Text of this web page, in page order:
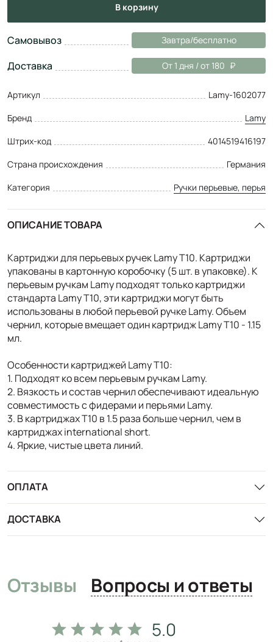
в корзину
Самовывоз Завтра/бесплатно
Доставка От 1 дня / от 180
Артикул
Lamy-1602077
Бренд
Lamy
Штрих-код
4014519416197
Страна происхождения
Германия
Категория
Ручки перьевые, перья
ОПИСАНИЕ ТОВАРА
Картриджи для перьевых ручек Lamy T10. Картриджи
упакованы в картонную коробочку (5 шт. в упаковке). К
перьевым ручкам Lamy подходят только картриджи
стандарта Lamy T10, эти картриджи могут быть
использованы в любой перьевой ручке Lamy. Объем
чернил, которые вмещает один картридж Lamy T10 - 1.15
мл.
Особенности картриджей Lamy T10:
1. Подходят ко всем перьевым ручкам Lamy.
2. Вязкость и состав чернил обеспечивают идеальную
совместимость с фидерами и перьями Lamy.
3. В картриджах T10 в 1.5 раза больше чернил, чем в
картриджах international short.
4. Яркие, чистые цвета линий.
ОПЛАТА
ДОСТАВКА
Отзывы Вопросы и ответы
5.0